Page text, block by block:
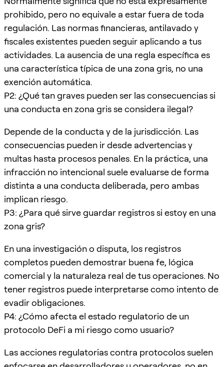
prohibido, pero no equivale a estar fuera de toda
regulación. Las normas financieras, antilavado y
fiscales existentes pueden seguir aplicando a tus
actividades. La ausencia de una regla específica es
una característica típica de una zona gris, no una
exención automática.
P2: ¿Qué tan graves pueden ser las consecuencias si
una conducta en zona gris se considera ilegal?
Depende de la conducta y de la jurisdicción. Las
consecuencias pueden ir desde advertencias y
multas hasta procesos penales. En la práctica, una
infracción no intencional suele evaluarse de forma
distinta a una conducta deliberada, pero ambas
implican riesgo.
P3: ¿Para qué sirve guardar registros si estoy en una
zona gris?
En una investigación o disputa, los registros
completos pueden demostrar buena fe, lógica
comercial y la naturaleza real de tus operaciones. No
tener registros puede interpretarse como intento de
evadir obligaciones.
P4: ¿Cómo afecta el estado regulatorio de un
protocolo DeFi a mi riesgo como usuario?
Las acciones regulatorias contra protocolos suelen